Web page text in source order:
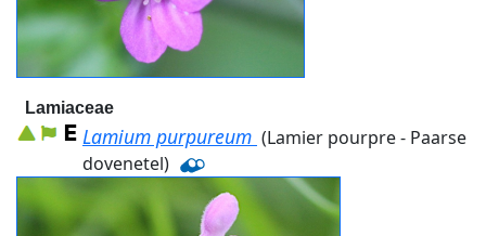
Lamiaceae
Lamium purpureum (Lamier pourpre - Paarse
dovenetel)